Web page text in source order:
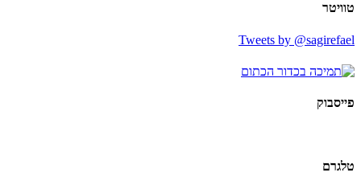
טוויטר
Tweets by @sagirefael
פייסבוק
טלגרם